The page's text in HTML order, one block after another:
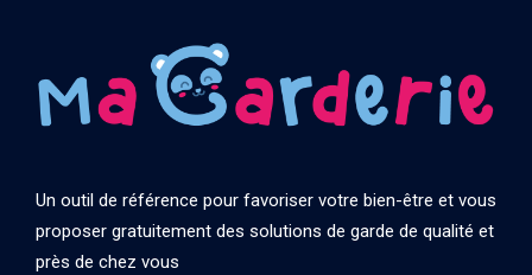
Un outil de référence pour favoriser votre bien-être et vous
proposer gratuitement des solutions de garde de qualité et
près de chez vous